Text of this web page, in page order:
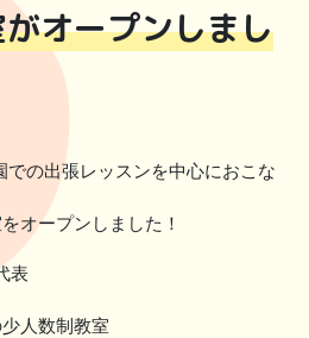
オープンしまし
での出張レッスンを中心におこな
オープンしました！
表
人数制教室